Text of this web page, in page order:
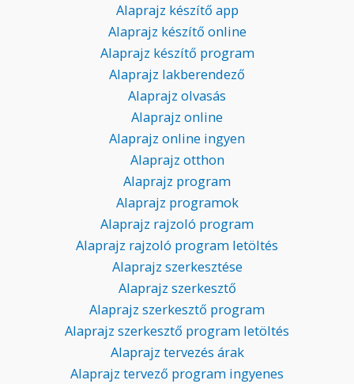
Alaprajz készítő app
Alaprajz készítő online
Alaprajz készítő program
Alaprajz lakberendező
Alaprajz olvasás
Alaprajz online
Alaprajz online ingyen
Alaprajz otthon
Alaprajz program
Alaprajz programok
Alaprajz rajzoló program
Alaprajz rajzoló program letöltés
Alaprajz szerkesztése
Alaprajz szerkesztő
Alaprajz szerkesztő program
Alaprajz szerkesztő program letöltés
Alaprajz tervezés árak
Alaprajz tervező program ingyenes